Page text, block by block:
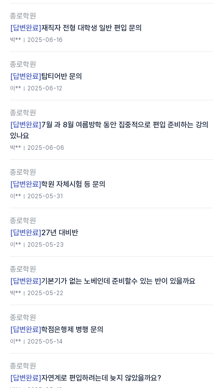
종로학원
[답변완료]재직자 전형 대학생 일반 편입 문의
박** 2025-06-16
종로학원
[답변완료] 탑티어반 문의
이** 2025-06-12
종로학원
[답변완료] 7월 과 8월 여름방학 동안 집중적으로 편입 준비하는 강의
있나요
박** 2025-06-06
종로학원
[답변완료]학원 자체시험 등 문의
이** 2025-05-31
종로학원
[답변완료] 27년 대비반
이** 2025-05-23
종로학원
[답변완료]기본기가 없는 노베인데 준비할수 있는 반이 있을까요
박** 2025-05-22
종로학원
[답변완료]학점은행제 병행 문의
이** 2025-05-14
종로학원
[답변완료]자연계로 편입하려는데 늦지 않았을까요?